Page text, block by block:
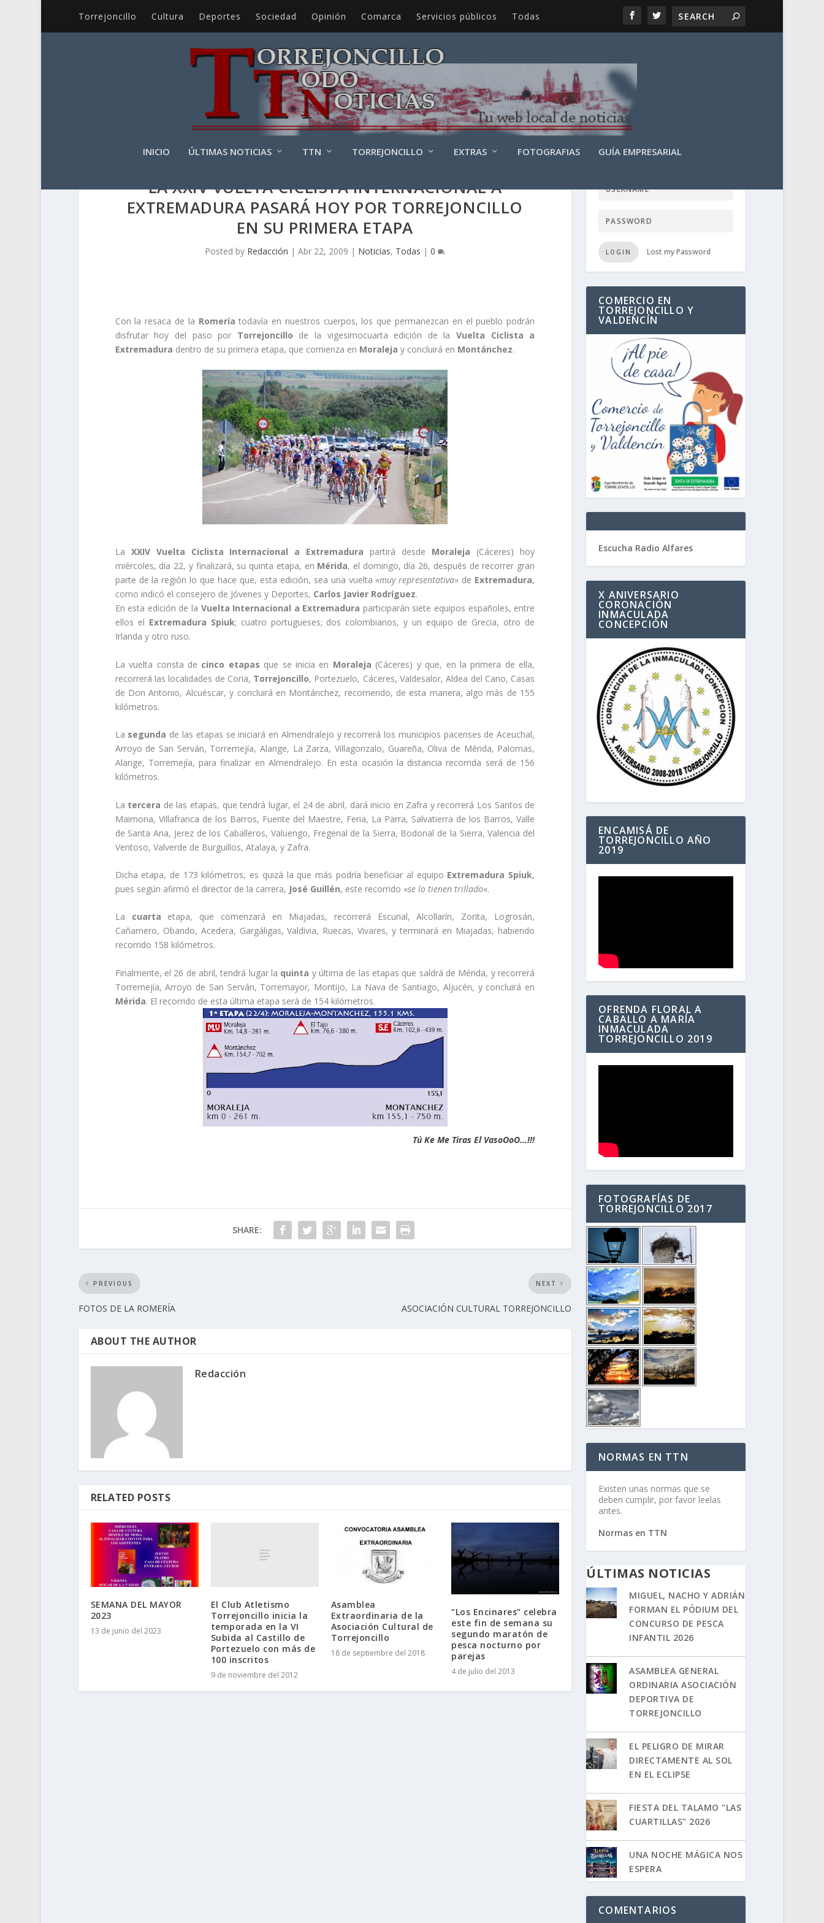
Torrejoncillo Cultura Deportes Sociedad Opinión Comarca Servicios públicos Todas
INICIO ÚLTIMAS NOTICIAS TTN TORREJONCILLO EXTRAS FOTOGRAFIAS GUÍA EMPRESARIAL
LA XXIV VUELTA CICLISTA INTERNACIONAL A
EXTREMADURA PASARÁ HOY POR TORREJONCILLO
EN SU PRIMERA ETAPA
Posted by Redacción | Abr 22, 2009 | Noticias, Todas | 0
Con la resaca de la Romeríatodavía en nuestros cuerpos, los que permanezcan en el pueblo podrán
disfrutar hoy del paso por Torrejoncillo de la vigesimocuarta edición de la Vuelta Ciclista a
Extremadura dentro de su primera etapa, que comienza en Moraleja y concluirá en Montánchez.
La XXIV Vuelta Ciclista Internacional a Extremadura partirá desde Moraleja (Cáceres) hoy
miércoles, día 22, y finalizará, su quinta etapa, en Mérida, el domingo, día 26, después de recorrer gran
parte de la región lo que hace que, esta edición, sea una vuelta «muy representativa» de Extremadura,
como indicó el consejero de Jóvenes y Deportes, Carlos Javier Rodríguez.
En esta edición de la Vuelta Internacional a Extremadura participarán siete equipos españoles, entre
ellos el Extremadura Spiuk; cuatro portugueses; dos colombianos, y un equipo de Grecia, otro de
Irlanda y otro ruso.
La vuelta consta de cinco etapas que se inicia en Moraleja (Cáceres) y que, en la primera de ella,
recorrerá las localidades de Coria, Torrejoncillo, Portezuelo, Cáceres, Valdesalor, Aldea del Cano, Casas
de Don Antonio, Alcuéscar, y concluirá en Montánchez, recorriendo, de esta manera, algo más de 155
kilómetros.
La segunda de las etapas se iniciará en Almendralejo y recorrerá los municipios pacenses de Aceuchal,
Arroyo de San Serván, Torremejía, Alange, La Zarza, Villagonzalo, Guareña, Oliva de Mérida, Palomas,
Alange, Torremejía, para finalizar en Almendralejo. En esta ocasión la distancia recorrida será de 156
kilómetros.
La tercera de las etapas, que tendrá lugar, el 24 de abril, dará inicio en Zafra y recorrerá Los Santos de
Maimona, Villafranca de los Barros, Fuente del Maestre, Feria, La Parra, Salvatierra de los Barros, Valle
de Santa Ana, Jerez de los Caballeros, Valuengo, Fregenal de la Sierra, Bodonal de la Sierra, Valencia del
Ventoso, Valverde de Burguillos, Atalaya, y Zafra.
Dicha etapa, de 173 kilómetros, es quizá la que más podría beneficiar al equipo Extremadura Spiuk,
pues según afirmó el director de la carrera, José Guillén, este recorrido «se lo tienen trillado«.
La cuarta etapa, que comenzará en Miajadas, recorrerá Escurial, Alcollarín, Zorita, Logrosán,
Cañamero, Obando, Acedera, Gargáligas, Valdivia, Ruecas, Vivares, y terminará en Miajadas, habiendo
recorrido 158 kilómetros.
Finalmente, el 26 de abril, tendrá lugar la quinta y última de las etapas que saldrá de Mérida, y recorrerá
Torremejía, Arroyo de San Serván, Torremayor, Montijo, La Nava de Santiago, Aljucén, y concluirá en
Mérida. El recorrido de esta última etapa será de 154 kilómetros.
Tú Ke Me Tiras El VasoOoO…!!!
SHARE:
PREVIOUS
FOTOS DE LA ROMERÍA
NEXT
ASOCIACIÓN CULTURAL TORREJONCILLO
ABOUT THE AUTHOR
Redacción
RELATED POSTS
SEMANA DEL MAYOR
2023
13 de junio del 2023
El Club Atletismo
Torrejoncillo inicia la
temporada en la VI
Subida al Castillo de
Portezuelo con más de
100 inscritos
9 de noviembre del 2012
Asamblea
Extraordinaria de la
Asociación Cultural de
Torrejoncillo
18 de septiembre del 2018
“Los Encinares” celebra
este fin de semana su
segundo maratón de
pesca nocturno por
parejas
4 de julio del 2013
LOGIN USER TTN
LOGIN Lost my Password
COMERCIO EN
TORREJONCILLO Y
VALDENCÍN
Escucha Radio Alfares
X ANIVERSARIO
CORONACIÓN
INMACULADA
CONCEPCIÓN
ENCAMISÁ DE
TORREJONCILLO AÑO
2019
OFRENDA FLORAL A
CABALLO A MARÍA
INMACULADA
TORREJONCILLO 2019
FOTOGRAFÍAS DE
TORREJONCILLO 2017
NORMAS EN TTN
Existen unas normas que se
deben cumplir, por favor leelas
antes.
Normas en TTN
ÚLTIMAS NOTICIAS
MIGUEL, NACHO Y ADRIÁN
FORMAN EL PÓDIUM DEL
CONCURSO DE PESCA
INFANTIL 2026
ASAMBLEA GENERAL
ORDINARIA ASOCIACIÓN
DEPORTIVA DE
TORREJONCILLO
EL PELIGRO DE MIRAR
DIRECTAMENTE AL SOL
EN EL ECLIPSE
FIESTA DEL TALAMO "LAS
CUARTILLAS" 2026
UNA NOCHE MÁGICA NOS
ESPERA
COMENTARIOS